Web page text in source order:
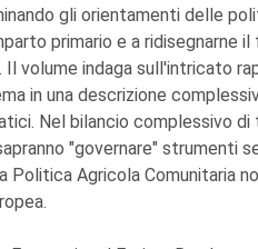
gli orientamenti delle
primario e a ridisegnarne
volume indaga sull'intricato
in una descrizione
Nel bilancio complessivo
"governare" strumenti
Agricola Comunitaria